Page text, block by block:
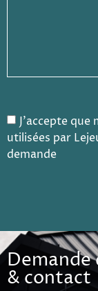
J'accepte que
utilisées par
demande
Demande
& contact